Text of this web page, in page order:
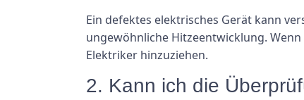
Ein defektes elektrisches Gerät kann
ungewöhnliche Hitzeentwicklung.
Elektriker hinzuziehen.
2. Kann ich die